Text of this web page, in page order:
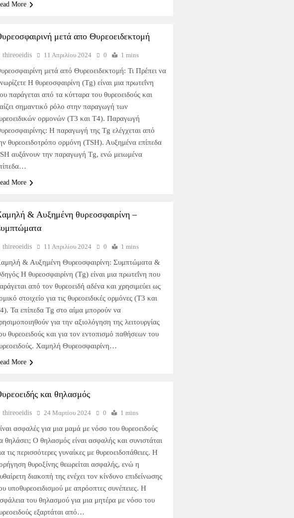
More
μετά απο Θυρεοειδεκτομή
thireoeidis 11 Απριλίου 2024 0 1 mins
μετά από Θυρεοειδεκτομή: Τι Πρέπει να
Η θυρεοσφαιρίνη (Tg) είναι μια πρωτεΐνη
παράγεται από τα κύτταρα του θυρεοειδούς και
σημαντικό ρόλο στην παραγωγή των
ορμονών (Τ3 και Τ4). Παραγωγή
Η παραγωγή της Tg ελέγχεται από
θυρεοειδοτρόπο ορμόνη (TSH). Αυξημένα επίπεδα
αυξάνουν την παραγωγή Tg, ενώ μειωμένα
More
& Αυξημένη θυρεοσφαιρίνη –
thireoeidis 11 Απριλίου 2024 0 1 mins
& Αυξημένη Θυρεοσφαιρίνη: Συμπτώματα &
Η θυρεοσφαιρίνη (Tg) είναι μια πρωτεΐνη που
από τον θυρεοειδή αδένα και χρησιμεύει ως
στοιχείο για τις θυρεοειδικές ορμόνες (Τ3 και
Τα επίπεδα Tg στο αίμα μπορούν να
για την αξιολόγηση της λειτουργίας
θυρεοειδούς και για τον εντοπισμό παθήσεων του
Χαμηλή Θυρεοσφαιρίνη…
More
και θηλασμός
thireoeidis 24 Μαρτίου 2024 0 1 mins
ασφαλές για μια μαμά με νόσο του θυρεοειδούς
θηλάσει; Ο θηλασμός είναι ασφαλής και συνιστάται
τις περισσότερες γυναίκες με θυρεοειδοπάθειες. Η
θυροξίνης θεωρείται ασφαλής, ενώ η
διακοπή της ενέχει τον κίνδυνο επιδείνωσης
υποθυρεοειδισμού με απρόοπτες συνέπειες. Η
του θηλασμού για μια μητέρα με νόσο του
εξαρτάται από…